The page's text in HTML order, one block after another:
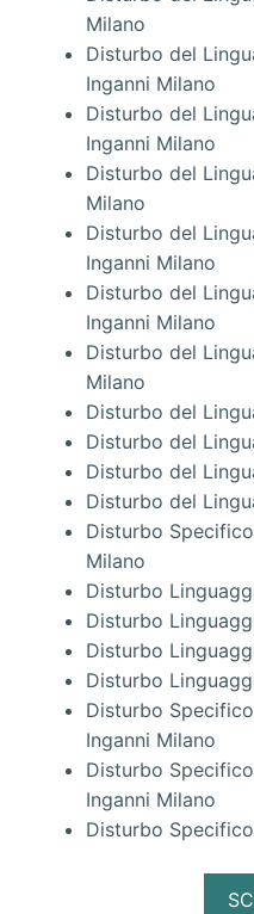
Milano
Disturbo del
Inganni Milano
Disturbo del
Inganni Milano
Disturbo del
Milano
Disturbo del
Inganni Milano
Disturbo del
Inganni Milano
Disturbo del
Milano
Disturbo del
Disturbo del
Disturbo del
Disturbo del
Disturbo
Milano
Disturbo
Disturbo
Disturbo
Disturbo
Disturbo
Inganni Milano
Disturbo
Inganni Milano
Disturbo